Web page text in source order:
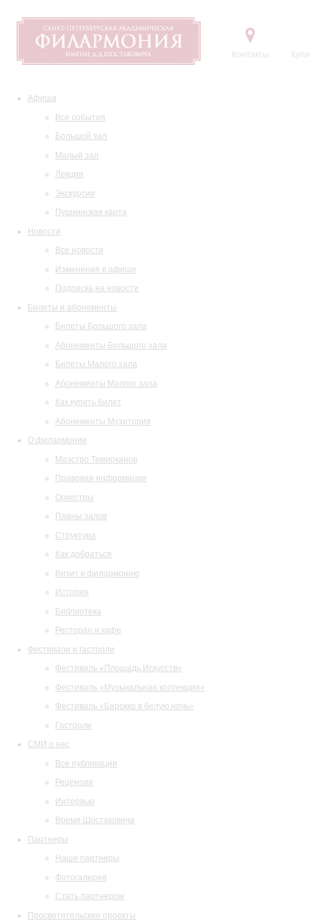
Контакты
Афиша
Все события
Большой зал
Малый зал
Лекции
Экскурсии
Пушкинская карта
Новости
Все новости
Изменения в афише
Подписка на новости
Билеты и абонементы
Билеты Большого зала
Абонементы Большого зала
Билеты Малого зала
Абонементы Малого зала
Как купить билет
Абонементы Музитория
О филармонии
Маэстро Темирканов
Правовая информация
Оркестры
Планы залов
Структура
Как добраться
Визит в филармонию
История
Библиотека
Ресторан и кафе
Фестивали и гастроли
Фестиваль «Площадь Искусств»
Фестиваль «Музыкальная коллекция»
Фестиваль «Барокко в белую ночь»
Гастроли
СМИ о нас
Все публикации
Рецензии
Интервью
Время Шостаковича
Партнеры
Наши партнеры
Фотогалерея
Стать партнером
Просветительские проекты